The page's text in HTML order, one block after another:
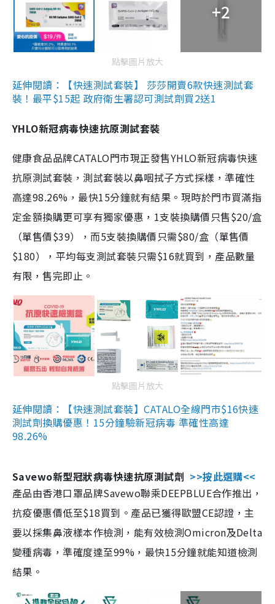
+2
點擊圖片放大
延伸閱讀：【快速測試套裝】 莎莎開賣6款快速測試套
裝！最平$15起 政府衛生署認可測試劑買2送1
YHLO新冠病毒快速抗原測試套裝
健康食品品牌CATALO門市現正發售YHLO新冠病毒快速
抗原測試套裝，測試套裝以鼻咽拭子方式採樣，準確性
高達98.26%，最快15分鐘就有結果。現時於門市買滿指
定金額換購更可享有獨家優惠，1支裝換購價只售$20/盒
（單售價$39），而5支裝換購價只需$80/盒（單售價
$180），平均每支測試套裝只需$16就買到，產品數量
有限，售完即止。
點擊圖片放大
延伸閱讀：【快速測試套裝】CATALO全線門市$16快速
測試劑換購優惠！15分鐘驗新冠病毒 準確性高達
98.26%
Savewo新型冠狀病毒快速抗原測試劑 >>按此選購<<
產品由香港口罩品牌Savewo聯乘DEEPBLUE合作推出，
抗疫優惠價低至$18買到。產品已獲得歐盟CE認證，主
要以採集鼻液樣本作檢測，能有效檢測Omicron及Delta
變種病毒，準確度達至99%，最快15分鐘就能知道檢測
結果。